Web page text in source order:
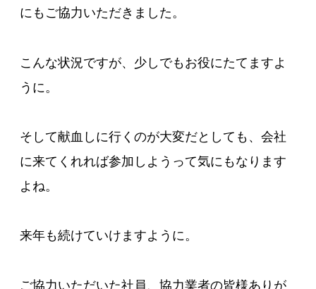
にもご協力いただきました。
こんな状況ですが、少しでもお役にたてますよ
うに。
そして献血しに行くのが大変だとしても、会社
に来てくれれば参加しようって気にもなります
よね。
来年も続けていけますように。
ご協力いただいた社員、協力業者の皆様ありが